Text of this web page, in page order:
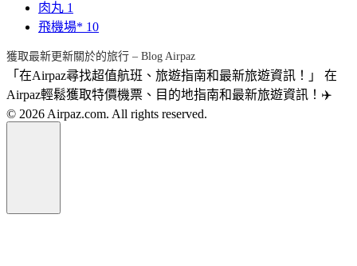
肉丸 1
飛機場* 10
獲取最新更新關於的旅行 – Blog Airpaz
「在Airpaz尋找超值航班、旅遊指南和最新旅遊資訊！」 在
Airpaz輕鬆獲取特價機票、目的地指南和最新旅遊資訊！✈️
© 2026 Airpaz.com. All rights reserved.